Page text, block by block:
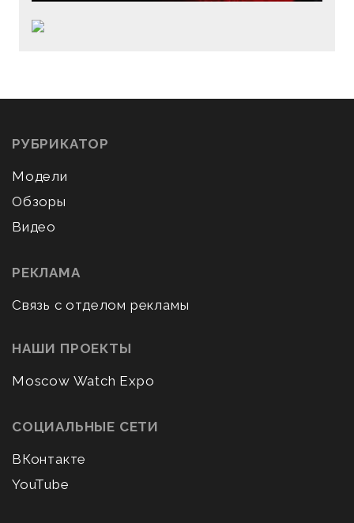
РУБРИКАТОР
Модели
Обзоры
Видео
РЕКЛАМА
Связь с отделом рекламы
НАШИ ПРОЕКТЫ
Moscow Watch Expo
СОЦИАЛЬНЫЕ СЕТИ
ВКонтакте
YouTube